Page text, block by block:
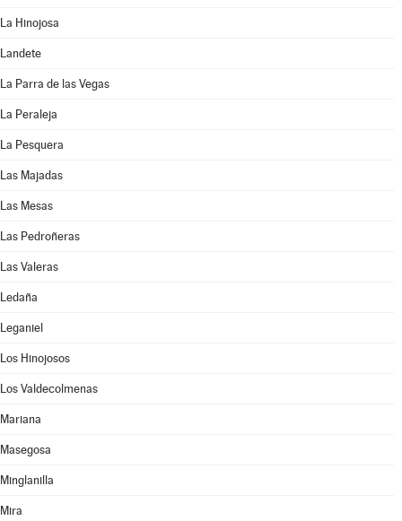
La Hinojosa
Landete
La Parra de las Vegas
La Peraleja
La Pesquera
Las Majadas
Las Mesas
Las Pedroñeras
Las Valeras
Ledaña
Leganiel
Los Hinojosos
Los Valdecolmenas
Mariana
Masegosa
Minglanilla
Mira